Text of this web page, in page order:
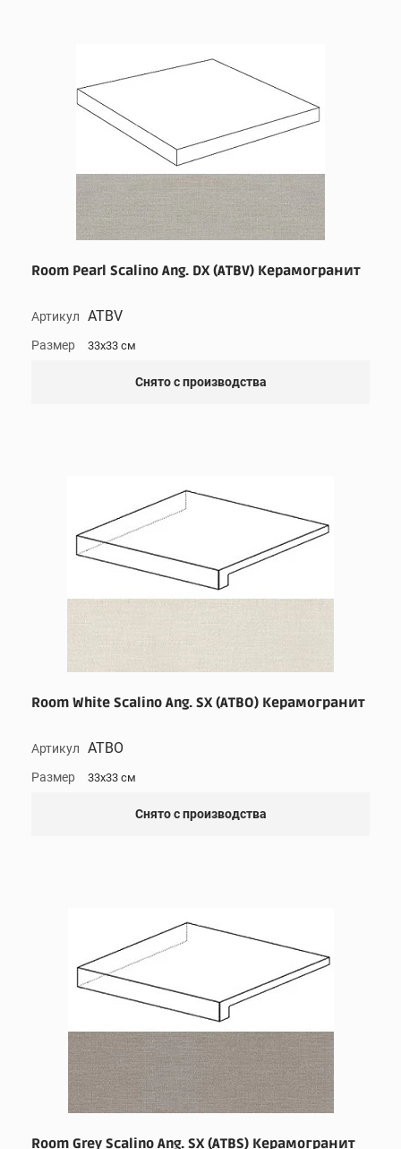
Room Pearl Scalino Ang. DX (ATBV) Керамогранит
Артикул ATBV
Размер 33x33 см
Снято с производства
Room White Scalino Ang. SX (ATBO) Керамогранит
Артикул ATBO
Размер 33x33 см
Снято с производства
Room Grey Scalino Ang. SX (ATBS) Керамогранит